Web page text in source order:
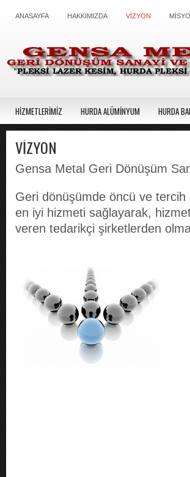
ANASAYFA HAKKIMIZDA VİZYON
HİZMETLERİMİZ HURDA ALÜMİNYUM HURDA
VİZYON
Gensa Metal Geri Dönüşüm
Geri dönüşümde öncü ve
en iyi hizmeti sağlayarak,
veren tedarikçi şirketlerden